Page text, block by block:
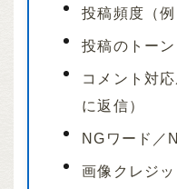
投稿頻度（
投稿のトー
コメント対
に返信）
NGワード／
画像クレジ